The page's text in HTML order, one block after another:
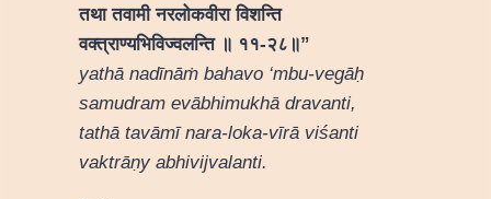
तथा तवामी नरलोकवीरा विशन्ति
वक्त्राण्यभिविज्वलन्ति ॥ ११-२८॥”
yathā nadīnāṁ bahavo ‘mbu-vegāḥ
samudram evābhimukhā dravanti,
tathā tavāmī nara-loka-vīrā viśanti
vaktrāṇy abhivijvalanti.